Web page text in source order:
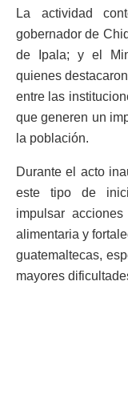
La actividad
gobernador de
de Ipala; y el
quienes
entre las
que generen un
la población.
Durante el acto
este tipo de
impulsar
alimentaria y
guatemaltecas,
mayores